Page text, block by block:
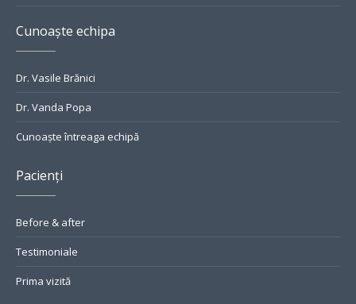
Cunoaște echipa
Dr. Vasile Brănici
Dr. Vanda Popa
Cunoaște întreaga echipă
Pacienți
Before & after
Testimoniale
Prima vizită